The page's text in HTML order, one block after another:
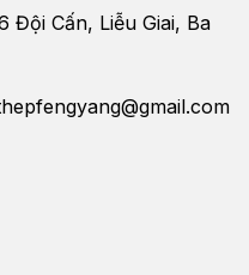
Đội Cấn, Liễu Giai, Ba